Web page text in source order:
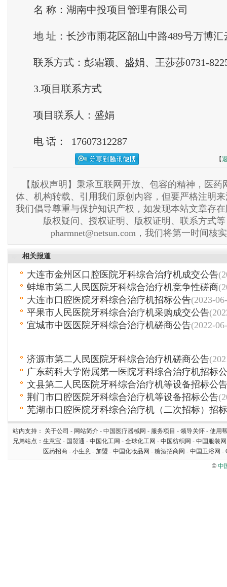
名 称：湖南中投项目管理有限公司
地 址：长沙市雨花区韶山中路489号万博汇
联系方式：彭霜颖、盛娟、王莎莎0731-
3.项目联系方式
项目联系人：盛娟
电 话： 17607312287
【
【版权声明】秉承互联网开放、包容的精神，医药
体、机构转载、引用我们原创内容，但要严格注明
我们倡导尊重与保护知识产权，如发现本站文章存
版权疑问、授权证明、版权证明、联系方式
pharmnet@netsun.com，我们将第一时间核
相关报道
大连市金州区口腔医院牙科综合治疗机成交公告
蚌埠市第二人民医院牙科综合治疗机竞争性磋商
大连市口腔医院牙科综合治疗机招标公告(2023-
平果市人民医院牙科综合治疗机采购成交公告
宜城市中医医院牙科综合治疗机磋商公告(2022-
济源市第二人民医院牙科综合治疗机磋商公告
广东药科大学附属第一医院牙科综合治疗机招标
文县第二人民医院牙科综合治疗机等设备招标公告
荆门市口腔医院牙科综合治疗机等设备招标公告
芜湖市口腔医院牙科综合治疗机（二次招标）招
站内支持： 关于公司 - 网站简介 - 中国医疗器械网 - 服务项目 - 领导关怀 - 使用
兄弟站点： 生意宝 - 国贸通 - 中国化工网 - 全球化工网 - 中国纺织网 - 中国服装网
医药招商 - 小生意 - 加盟 - 中国化妆品网 - 糖酒招商网 - 中国卫浴网 -
© 中